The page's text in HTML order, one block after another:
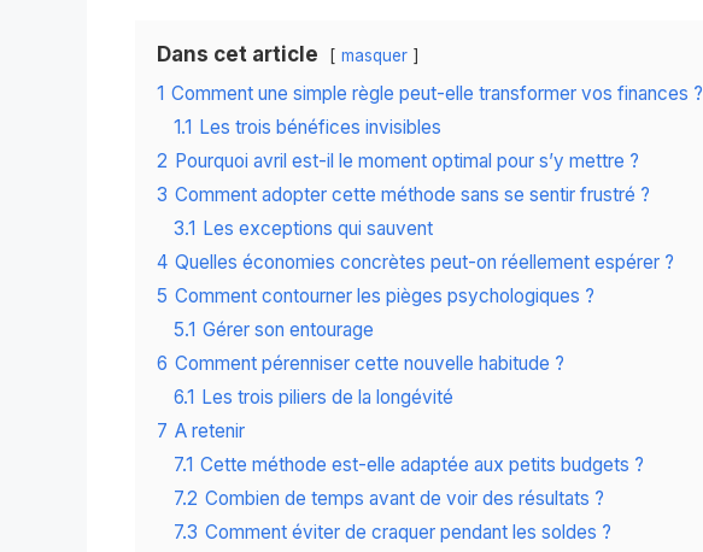
Dans cet article masquer
1 Comment une simple règle peut-elle transformer vos finances ?
1.1 Les trois bénéfices invisibles
2 Pourquoi avril est-il le moment optimal pour s’y mettre ?
3 Comment adopter cette méthode sans se sentir frustré ?
3.1 Les exceptions qui sauvent
4 Quelles économies concrètes peut-on réellement espérer ?
5 Comment contourner les pièges psychologiques ?
5.1 Gérer son entourage
6 Comment pérenniser cette nouvelle habitude ?
6.1 Les trois piliers de la longévité
7 A retenir
7.1 Cette méthode est-elle adaptée aux petits budgets ?
7.2 Combien de temps avant de voir des résultats ?
7.3 Comment éviter de craquer pendant les soldes ?